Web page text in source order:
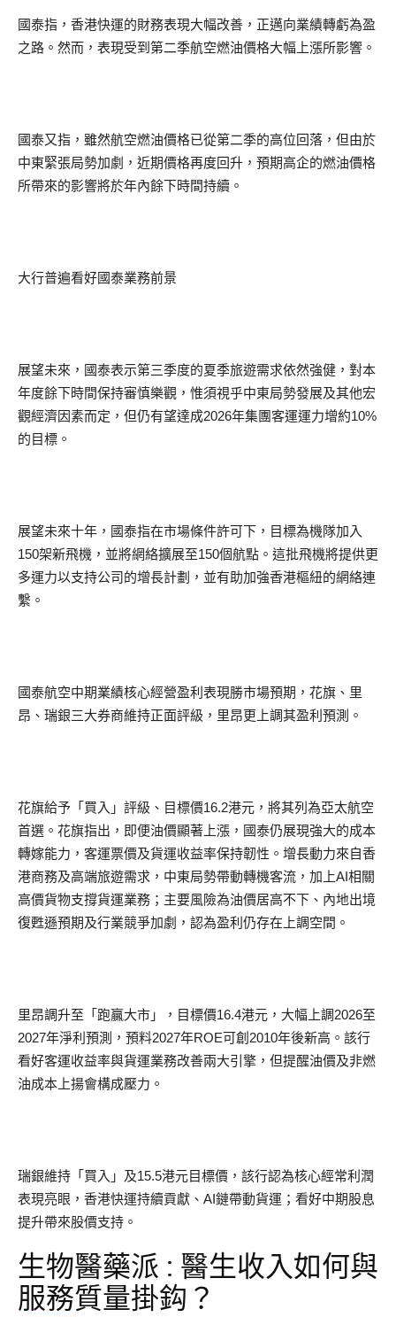
國泰指，香港快運的財務表現大幅改善，正邁向業績轉虧為盈
之路。然而，表現受到第二季航空燃油價格大幅上漲所影響。
國泰又指，雖然航空燃油價格已從第二季的高位回落，但由於
中東緊張局勢加劇，近期價格再度回升，預期高企的燃油價格
所帶來的影響將於年內餘下時間持續。
大行普遍看好國泰業務前景
展望未來，國泰表示第三季度的夏季旅遊需求依然強健，對本
年度餘下時間保持審慎樂觀，惟須視乎中東局勢發展及其他宏
觀經濟因素而定，但仍有望達成2026年集團客運運力增約10%
的目標。
展望未來十年，國泰指在市場條件許可下，目標為機隊加入
150架新飛機，並將網絡擴展至150個航點。這批飛機將提供更
多運力以支持公司的增長計劃，並有助加強香港樞紐的網絡連
繫。
國泰航空中期業績核心經營盈利表現勝市場預期，花旗、里
昂、瑞銀三大券商維持正面評級，里昂更上調其盈利預測。
花旗給予「買入」評級、目標價16.2港元，將其列為亞太航空
首選。花旗指出，即便油價顯著上漲，國泰仍展現強大的成本
轉嫁能力，客運票價及貨運收益率保持韌性。增長動力來自香
港商務及高端旅遊需求，中東局勢帶動轉機客流，加上AI相關
高價貨物支撐貨運業務；主要風險為油價居高不下、內地出境
復甦遜預期及行業競爭加劇，認為盈利仍存在上調空間。
里昂調升至「跑贏大市」，目標價16.4港元，大幅上調2026至
2027年淨利預測，預料2027年ROE可創2010年後新高。該行
看好客運收益率與貨運業務改善兩大引擎，但提醒油價及非燃
油成本上揚會構成壓力。
瑞銀維持「買入」及15.5港元目標價，該行認為核心經常利潤
表現亮眼，香港快運持續貢獻、AI鏈帶動貨運；看好中期股息
提升帶來股價支持。
生物醫藥派 : 醫生收入如何與
服務質量掛鈎？